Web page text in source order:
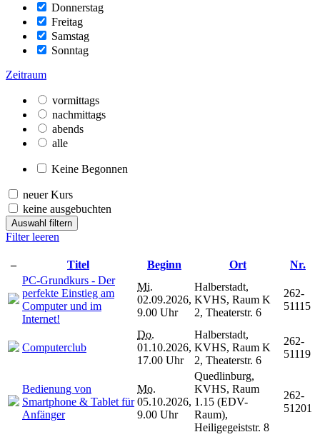
Donnerstag
Freitag
Samstag
Sonntag
Zeitraum
vormittags
nachmittags
abends
alle
Keine Begonnen
neuer Kurs
keine ausgebuchten
Auswahl filtern
Filter leeren
– Titel Beginn Ort
Nr.
PC-Grundkurs - Der
perfekte Einstieg am
Computer und im
Internet!
Mi.
02.09.2026,
9.00 Uhr
Halberstadt,
KVHS, Raum K
2, Theaterstr. 6
262-
51115
Computerclub
Do.
01.10.2026,
17.00 Uhr
Halberstadt,
KVHS, Raum K
2, Theaterstr. 6
262-
51119
Bedienung von
Smartphone & Tablet für
Anfänger
Mo.
05.10.2026,
9.00 Uhr
Quedlinburg,
KVHS, Raum
1.15 (EDV-
Raum),
Heiligegeiststr. 8
262-
51201